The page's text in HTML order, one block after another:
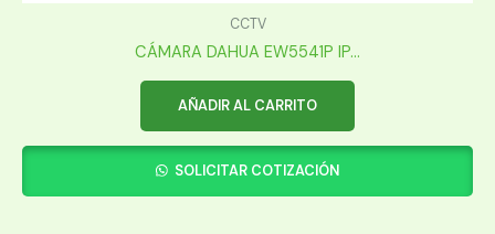
CCTV
CÁMARA DAHUA EW5541P IP...
AÑADIR AL CARRITO
SOLICITAR COTIZACIÓN